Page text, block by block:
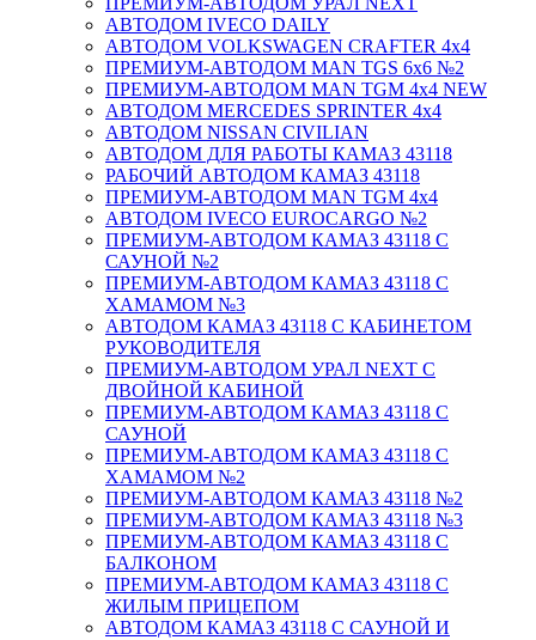
АВТОДОМ IVECO DAILY
АВТОДОМ VOLKSWAGEN CRAFTER 4х4
ПРЕМИУМ-АВТОДОМ MAN TGS 6х6 №2
ПРЕМИУМ-АВТОДОМ MAN TGM 4x4 NEW
АВТОДОМ MERCEDES SPRINTER 4x4
АВТОДОМ NISSAN CIVILIAN
АВТОДОМ ДЛЯ РАБОТЫ КАМАЗ 43118
РАБОЧИЙ АВТОДОМ КАМАЗ 43118
ПРЕМИУМ-АВТОДОМ MAN TGM 4x4
АВТОДОМ IVECO EUROCARGO №2
ПРЕМИУМ-АВТОДОМ КАМАЗ 43118 С
САУНОЙ №2
ПРЕМИУМ-АВТОДОМ КАМАЗ 43118 С
ХАМАМОМ №3
АВТОДОМ КАМАЗ 43118 С КАБИНЕТОМ
РУКОВОДИТЕЛЯ
ПРЕМИУМ-АВТОДОМ УРАЛ NEXT С
ДВОЙНОЙ КАБИНОЙ
ПРЕМИУМ-АВТОДОМ КАМАЗ 43118 С
САУНОЙ
ПРЕМИУМ-АВТОДОМ КАМАЗ 43118 С
ХАМАМОМ №2
ПРЕМИУМ-АВТОДОМ КАМАЗ 43118 №2
ПРЕМИУМ-АВТОДОМ КАМАЗ 43118 №3
ПРЕМИУМ-АВТОДОМ КАМАЗ 43118 С
БАЛКОНОМ
ПРЕМИУМ-АВТОДОМ КАМАЗ 43118 С
ЖИЛЫМ ПРИЦЕПОМ
АВТОДОМ КАМАЗ 43118 С САУНОЙ И